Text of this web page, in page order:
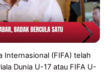
Internasional (FIFA) telah
Dunia U-17 atau FIFA U-